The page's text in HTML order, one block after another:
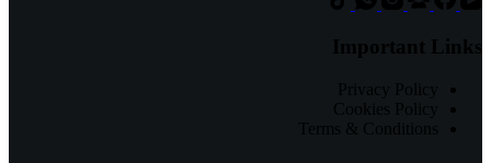
Important Links
Privacy Policy
Cookies Policy
Terms & Conditions